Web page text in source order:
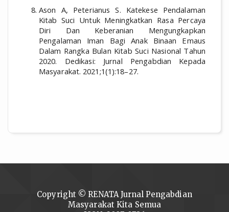
Ason A, Peterianus S. Katekese Pendalaman
Kitab Suci Untuk Meningkatkan Rasa Percaya
Diri Dan Keberanian Mengungkapkan
Pengalaman Iman Bagi Anak Binaan Emaus
Dalam Rangka Bulan Kitab Suci Nasional Tahun
2020. Dedikasi: Jurnal Pengabdian Kepada
Masyarakat. 2021;1(1):18–27.
Copyright © RENATA Jurnal Pengabdian
Masyarakat Kita Semua